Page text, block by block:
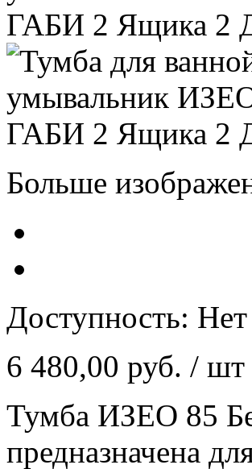
Больше
Доступность:
6 480,00 руб. / шт
Тумба ИЗЕО 85
предназначена